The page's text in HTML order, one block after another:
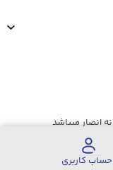
انصار میباشد
حساب کاربری